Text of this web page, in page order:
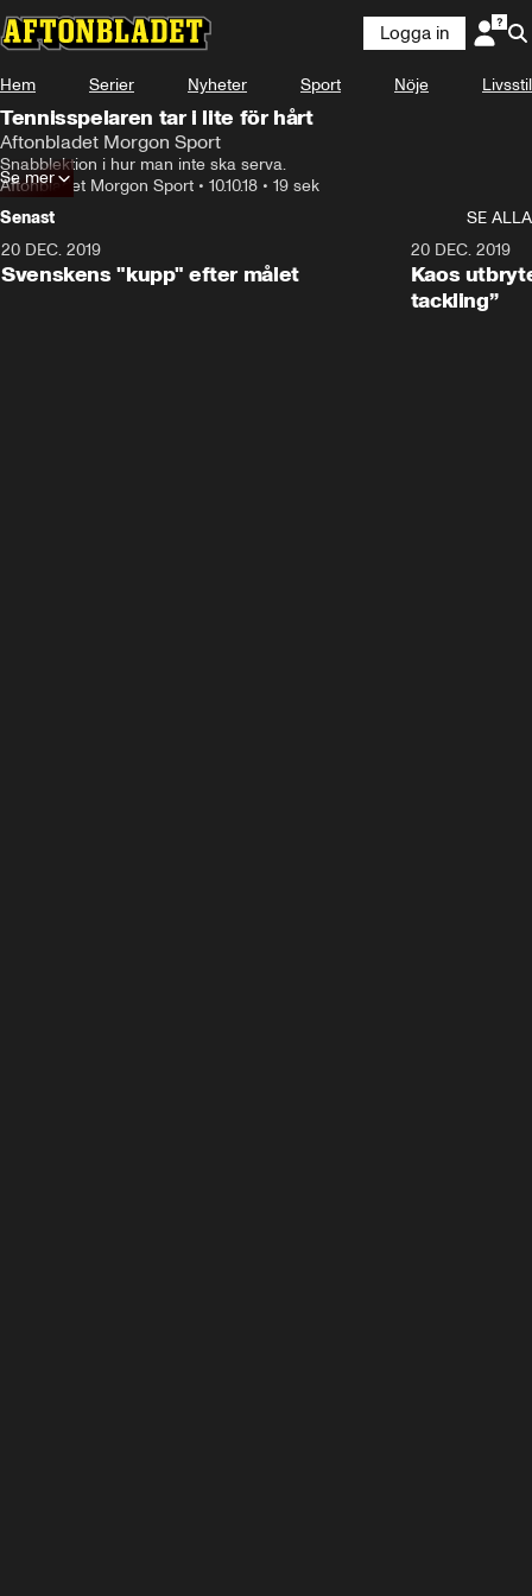
Logga in
Hem Serier Nyheter Sport Nöje Livsstil
Tennisspelaren tar i lite för hårt
Aftonbladet Morgon Sport
Snabblektion i hur man inte ska serva.
Aftonbladet Morgon Sport • 10.10.18 • 19 sek
Se mer
Senast
SE ALLA
20 DEC. 2019
Svenskens "kupp" efter målet
20 DEC. 2019
Kaos
tackling”